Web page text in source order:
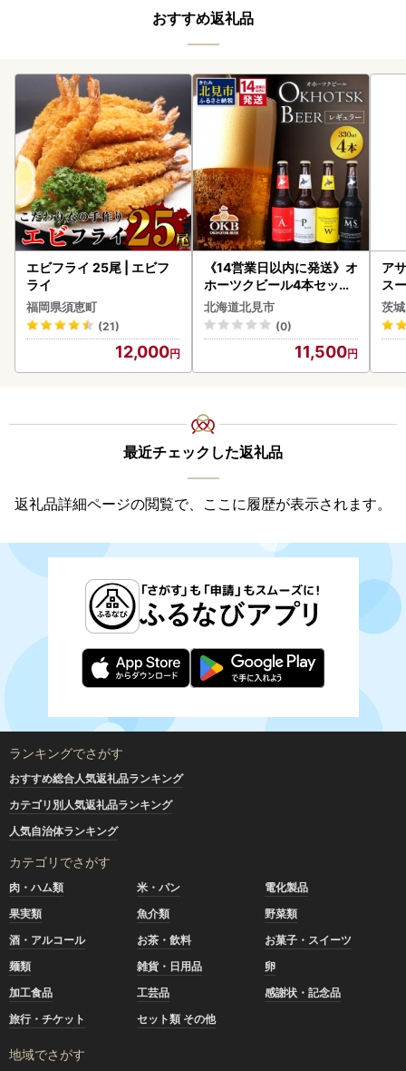
おすすめ返礼品
エビフライ 25尾 | エビフ
ライ
福岡県須恵町
(21)
12,000
《14営業日以内に発送》オ
ホーツクビール4本セット
( 飲料 飲み物 お酒 ビール
クラフトビール 瓶ビール
贈答 ギフト 贈り物 お中元
御中元 お歳暮 御歳暮 お祝
い プレゼント モルトビー
北海道北見市
(0)
11,500
ア
ス
8本
茨
最近チェックした返礼品
返礼品詳細ページの閲覧で、ここに履歴が表示されます。
ランキングでさがす
おすすめ総合人気返礼品ランキング
カテゴリ別人気返礼品ランキング
人気自治体ランキング
カテゴリでさがす
肉・ハム類 米・パン
電化製品
果実類
魚介類
野菜類
酒・アルコール
お茶・飲料
お菓子・スイーツ
麺類
雑貨・日用品
卵
加工食品
工芸品
感謝状・記念品
旅行・チケット
セット類 その他
地域でさがす